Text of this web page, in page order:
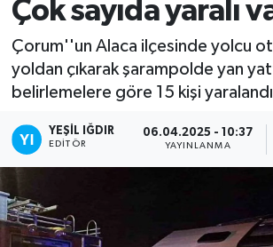
Çok sayıda yaralı
Çorum''un Alaca ilçesinde yolcu
yoldan çıkarak şarampolde yan
belirlemelere göre 15 kişi
YEŞIL IĞDIR
EDITÖR
06.04.2025 - 10:37
YAYINLANMA
Haber Arşivi